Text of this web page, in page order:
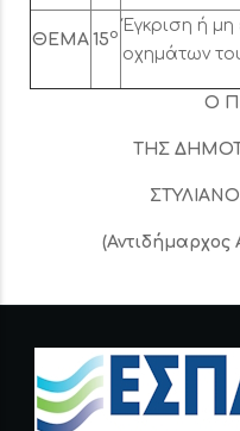
ΘΕΜΑ 15ο
Έγκριση ή μη
οχημάτων
Ο
ΤΗΣ
(Αντιδήμαρχος